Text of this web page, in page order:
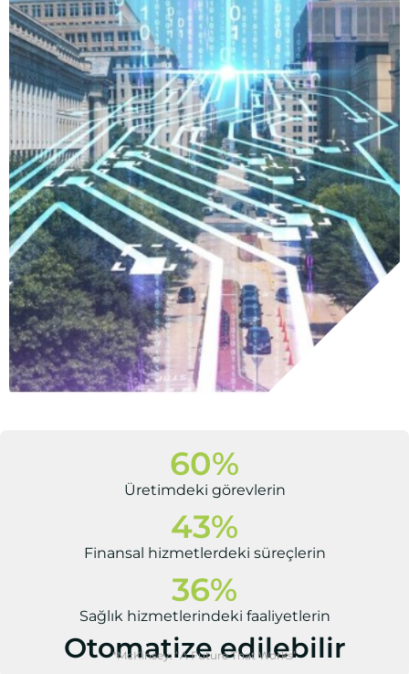
Üretimdeki görevlerin
60%
Finansal hizmetlerdeki süreçlerin
43%
Sağlık hizmetlerindeki faaliyetlerin
36%
Otomatize edilebilir
*McKinsey: “A Future That Works”